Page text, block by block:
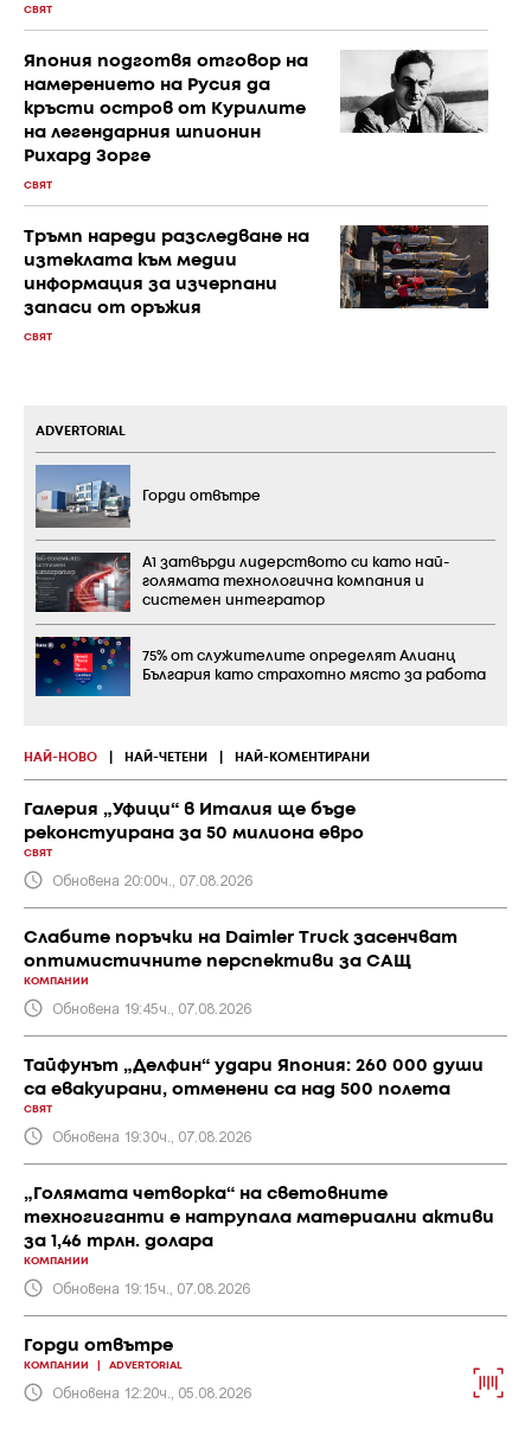
СВЯТ
Япония подготвя отговор на
намерението на Русия да
кръсти остров от Курилите
на легендарния шпионин
Рихард Зорге
СВЯТ
Тръмп нареди разследване на
изтеклата към медии
информация за изчерпани
запаси от оръжия
СВЯТ
НАЙ-НОВО НАЙ-ЧЕТЕНИ НАЙ-КОМЕНТИРАНИ
Галерия „Уфици“ в Италия ще бъде
реконстуирана за 50 милиона евро
СВЯТ
Обновена 20:00ч., 07.08.2026
Слабите поръчки на Daimler Truck засенчват
оптимистичните перспективи за САЩ
КОМПАНИИ
Обновена 19:45ч., 07.08.2026
Тайфунът „Делфин“ удари Япония: 260 000 души
са евакуирани, отменени са над 500 полета
СВЯТ
Обновена 19:30ч., 07.08.2026
„Голямата четворка“ на световните
техногиганти е натрупала материални активи
за 1,46 трлн. долара
КОМПАНИИ
Обновена 19:15ч., 07.08.2026
Горди отвътре
КОМПАНИИ ADVERTORIAL
Обновена 12:20ч., 05.08.2026
ADVERTORIAL
Горди отвътре
А1 затвърди лидерството си като най-
голямата технологична компания и
системен интегратор
75% от служителите определят Алианц
България като страхотно място за работа